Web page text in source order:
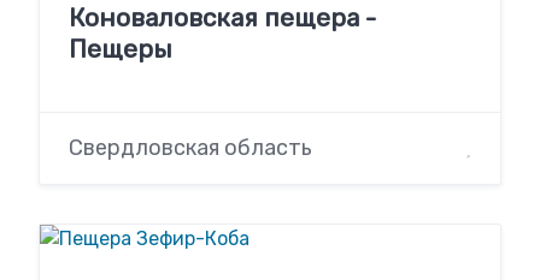
Коноваловская пещера -
Пещеры
Свердловская область